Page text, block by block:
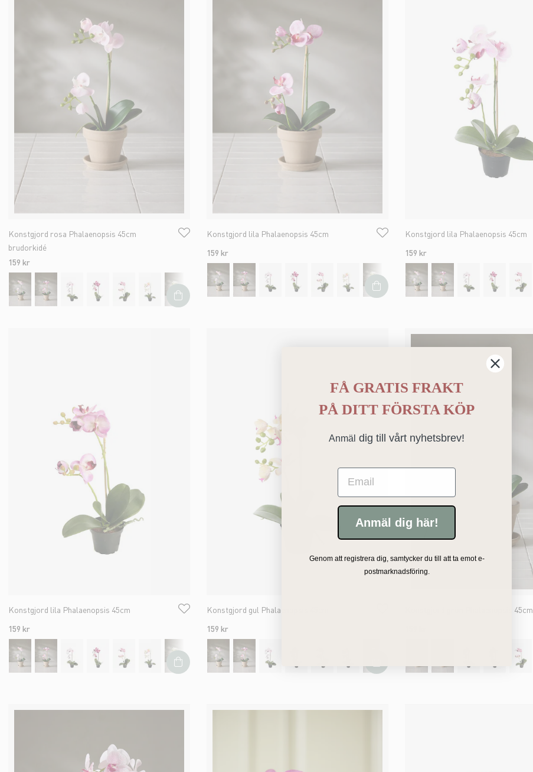
Konstgjord rosa Phalaenopsis 45cm
brudorkidé
159 kr
Konstgjord lila Phalaenopsis 45cm
159 kr
Konstgjord lila Phalaenopsis 45cm
159 kr
Konstgjord lila Phalaenopsis 45cm
159 kr
Konstgjord gul Phalaenopsis 45cm
159 kr
Konstgjord grön Phalaenopsis 45cm
FÅ GRATIS FRAKT
PÅ DITT FÖRSTA KÖP
Anmäl dig till vårt nyhetsbrev!
Email
Anmäl dig här!
Genom att registrera dig, samtycker du till att ta emot e-
postmarknadsföring.